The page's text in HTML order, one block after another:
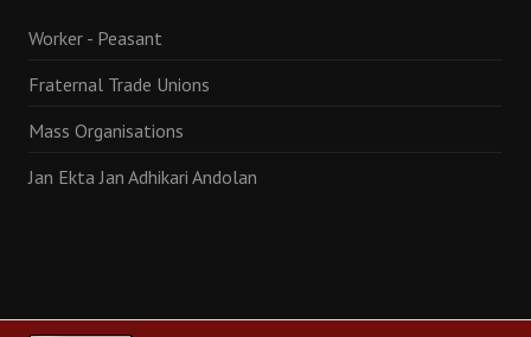
Worker - Peasant
Fraternal Trade Unions
Mass Organisations
Jan Ekta Jan Adhikari Andolan